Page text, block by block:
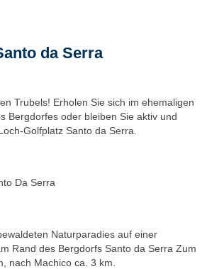
da Serra
Trubels! Erholen Sie sich im ehemaligen
Bergdorfes oder bleiben Sie aktiv und
Golfplatz Santo da Serra.
Da Serra
Naturparadies auf einer
Rand des Bergdorfs Santo da Serra Zum
nach Machico ca. 3 km.